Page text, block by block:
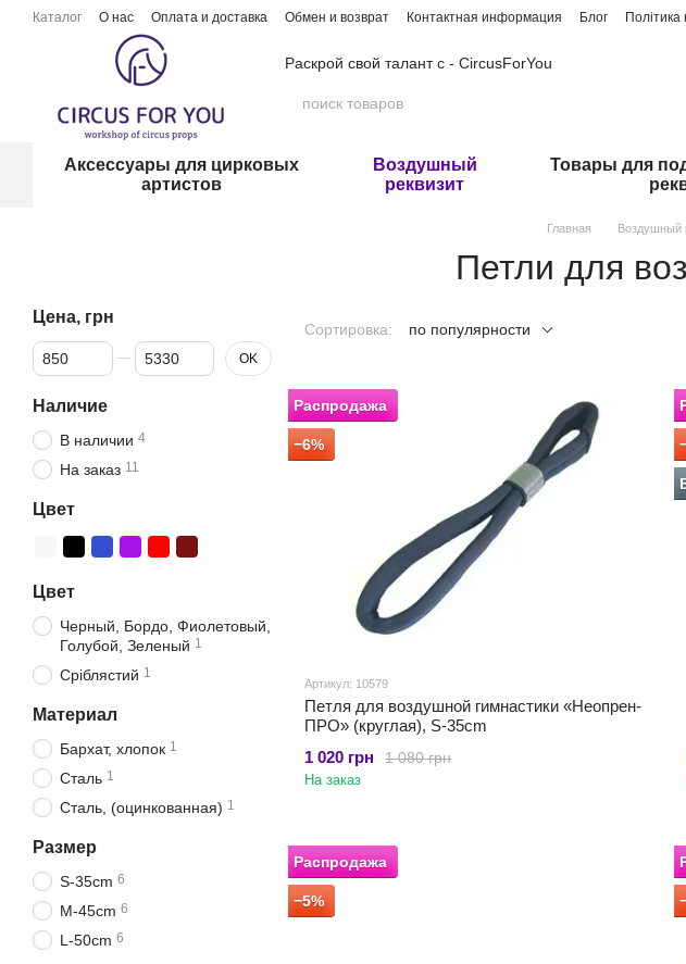
Перейти к основному контенту
Каталог О нас Оплата и доставка Обмен и возврат Контактная информация Блог Політика
Раскрой свой талант с - CircusForYou
Аксессуары для цирковых
артистов
Воздушный
реквизит
Товары для
Главная Воздушный
Петли для
Сортировка: по популярности
Распродажа
−6%
Артикул: 10579
Петля для воздушной гимнастики «Неопрен-
ПРО» (круглая), S-35cm
1 080 грн
1 020 грн
На заказ
Распродажа
−5%
Цена, грн
От Цена, грн
До Цена, грн OK
Наличие
В наличии 4
На заказ 11
Цвет
Цвет
Черный, Бордо, Фиолетовый,
Голубой, Зеленый 1
Сріблястий 1
Материал
Бархат, хлопок 1
Сталь 1
Сталь, (оцинкованная) 1
Размер
S-35cm 6
M-45cm 6
L-50cm 6